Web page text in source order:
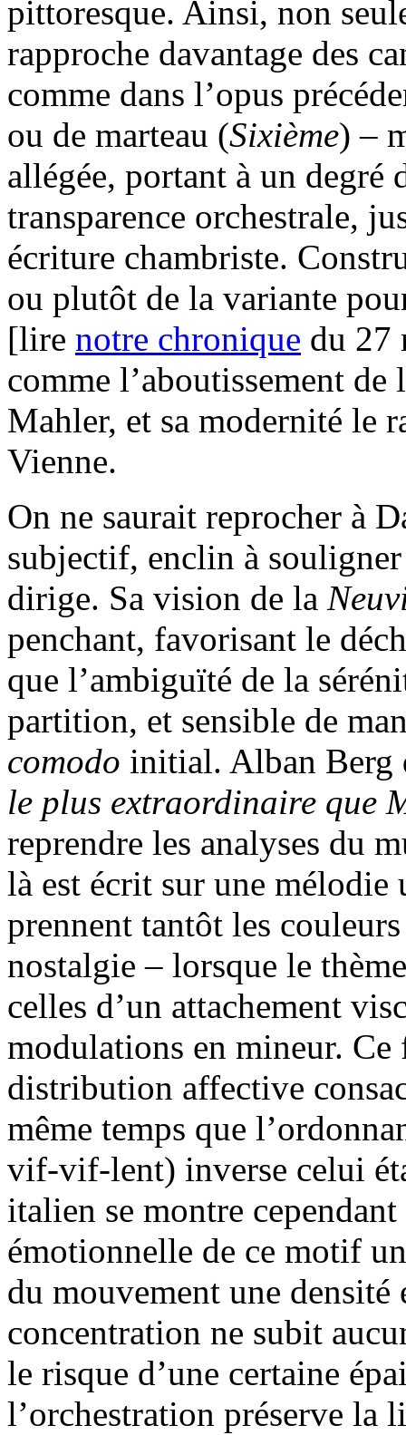
pittoresque. Ainsi, non
rapproche davantage des
comme dans l’opus
ou de marteau (Sixième) –
allégée, portant à un degré
transparence orchestrale,
écriture chambriste.
ou plutôt de la variante
[lire notre chronique du 27
comme l’aboutissement
Mahler, et sa modernité le
Vienne.
On ne saurait reprocher à
subjectif, enclin à
dirige. Sa vision de la
penchant, favorisant le
que l’ambiguïté de la
partition, et sensible de
comodo initial. Alban Berg
le plus extraordinaire que
reprendre les analyses du
là est écrit sur une
prennent tantôt les
nostalgie – lorsque le
celles d’un attachement
modulations en mineur.
distribution affective
même temps que
vif-vif-lent) inverse celui
italien se montre
émotionnelle de ce motif
du mouvement une
concentration ne subit
le risque d’une certaine
l’orchestration préserve la